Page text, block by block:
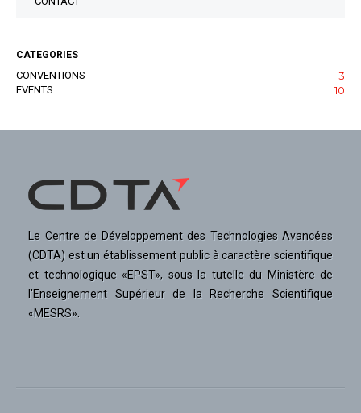
CATEGORIES
CONVENTIONS 3
EVENTS 10
Le Centre de Développement des Technologies Avancées
(CDTA) est un établissement public à caractère scientifique
et technologique «EPST», sous la tutelle du Ministère de
l'Enseignement Supérieur de la Recherche Scientifique
«MESRS».